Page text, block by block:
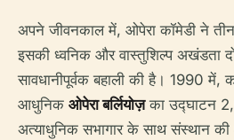
अपने जीवनकाल में, ओपेरा कॉमेडी ने
इसकी ध्वनिक और वास्तुशिल्प अखंडता
सावधानीपूर्वक बहाली की है। 1990
आधुनिक ओपेरा बर्लियोज़का उद्घाटन
अत्याधुनिक सभागार के साथ संस्थान की